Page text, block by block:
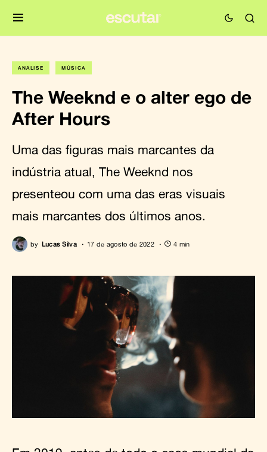
ANÁLISE MÚSICA
The Weeknd e o alter ego de
After Hours
Uma das figuras mais marcantes da
indústria atual, The Weeknd nos
presenteou com uma das eras visuais
mais marcantes dos últimos anos.
by Lucas Silva 17 de agosto de 2022 4 min